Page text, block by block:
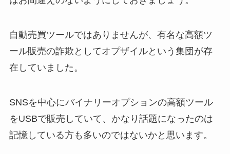
自動売買ツールではありませんが、有名な高額ツ
ール販売の詐欺としてオプザイルという集団が存
在していました。
SNSを中心にバイナリーオプションの高額ツール
をUSBで販売していて、かなり話題になったのは
記憶している方も多いのではないかと思います。